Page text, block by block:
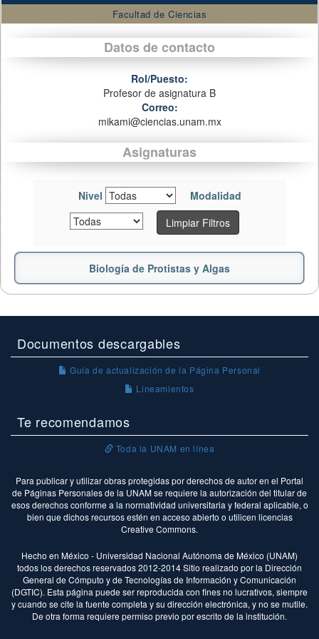
Facultad de Ciencias
Datos de contacto
Rol/Puesto:
Profesor de asignatura B
Correo:
mikami@ciencias.unam.mx
Asignaturas
Nivel
Modalidad
Limpiar Filtros
Biología de Protistas y Algas
Documentos descargables
Guía de actualización de la Página Personal
Lineamientos
Te recomendamos
Toda la UNAM en línea
Para publicar y utilizar obras protegidas por derechos de autor en el Portal
de Páginas Personales de la UNAM se requiere la autorización del titular de
esos derechos conforme a la normatividad universitaria y federal aplicable, o
bien que dichos recursos estén en acceso abierto o utilicen licencias
Creative Commons.
Hecho en México - Universidad Nacional Autónoma de México (UNAM)
todos los derechos reservados 2012-2014 Sitio realizado por la Dirección
General de Cómputo y de Tecnologías de Información y Comunicación
(DGTIC). Esta página puede ser reproducida con fines no lucrativos, siempre
y cuando se cite la fuente completa y su dirección electrónica, y no se mutile.
De otra forma requiere permiso previo por escrito de la institución.